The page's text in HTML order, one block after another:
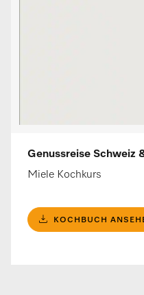
Genussreise Schweiz
Miele Kochkurs
KOCHBUCH